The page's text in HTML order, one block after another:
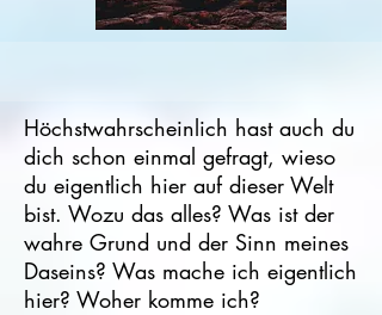
Höchstwahrscheinlich hast auch du
dich schon einmal gefragt, wieso
du eigentlich hier auf dieser Welt
bist. Wozu das alles? Was ist der
wahre Grund und der Sinn meines
Daseins? Was mache ich eigentlich
hier? Woher komme ich?